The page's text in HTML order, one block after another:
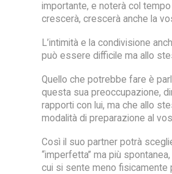
importante, e noterà col
crescerà, crescerà anche la
L’intimità e la condivisione
può essere difficile ma allo
Quello che potrebbe fare è
questa sua preoccupazione,
rapporti con lui, ma che allo
modalità di preparazione al
Così il suo partner potrà
“imperfetta” ma più
cui si sente meno